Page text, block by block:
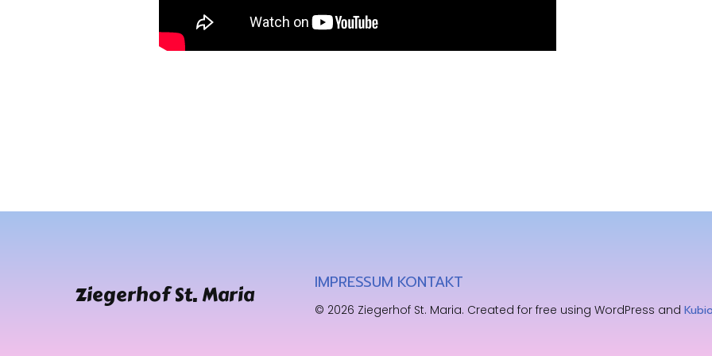
Ziegerhof St. Maria IMPRESSUM KONTAKT
© 2026 Ziegerhof St. Maria. Created for free using WordPress and